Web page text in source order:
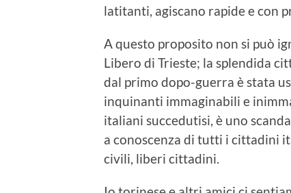
latitanti, agiscano rapide e con
A questo proposito non si può
Libero di Trieste; la splendida
dal primo dopo-guerra è stata
inquinanti immaginabili e
italiani succedutisi, è uno
a conoscenza di tutti i cittadini
civili, liberi cittadini.